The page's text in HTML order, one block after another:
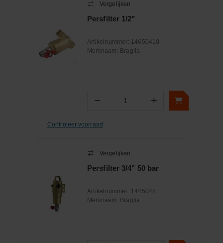
Vergelijken
Persfilter 1/2"
Artikelnummer: 14650410
Merknaam: Braglia
− Aantal +
Controleer voorraad
Vergelijken
Persfilter 3/4" 50 bar
Artikelnummer: 1445048
Merknaam: Braglia